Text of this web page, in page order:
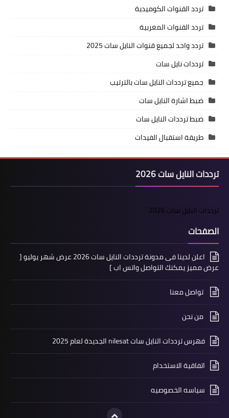
تردد القنوات الكوميدية
تردد القنوات المغربية
تردد واحد لجميع قنوات النايل سات 2025
ترددات نايل سات
جميع ترددات النايل سات بالترتيب
ضبط اشارة النايل سات
ضبط ترددات النايل سات
طريقة استقبال الفيدات
ترددات النايل سات 2026
ترددات النايل سات 2026
الصفحات
اعلن لدينا فى مدونة ترددات النايل سات 2026 عرض شهر يوليو [
عرض مميز يمكنك التواصل واتس اب ]
تواصل معنا
من نحن
فهرس ترددات النايل سات nilesat الجديدة لعام 2025
اتفاقية الاستخدام
سياسه الخصوصيه